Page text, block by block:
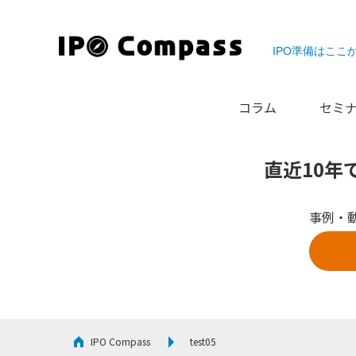
IPO準備はここ
コラム セミ
直近10年
事例・
IPO Compass test05